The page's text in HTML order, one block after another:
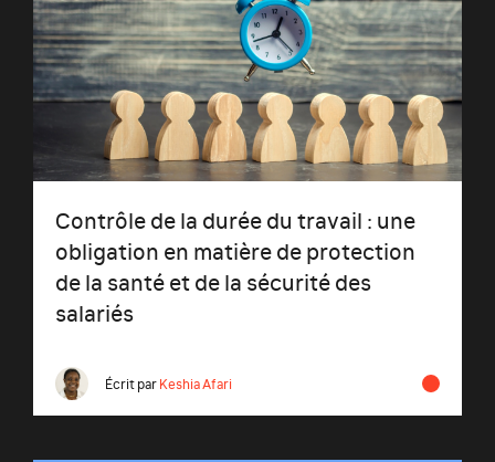
Contrôle de la durée du travail : une
obligation en matière de protection
de la santé et de la sécurité des
salariés
Écrit parKeshia Afari